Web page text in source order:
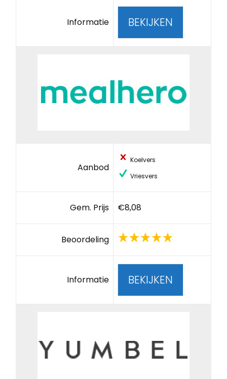
Informatie BEKIJKEN
Aanbod
Koelvers
Vriesvers
Gem. Prijs €8,08
Beoordeling
Informatie BEKIJKEN